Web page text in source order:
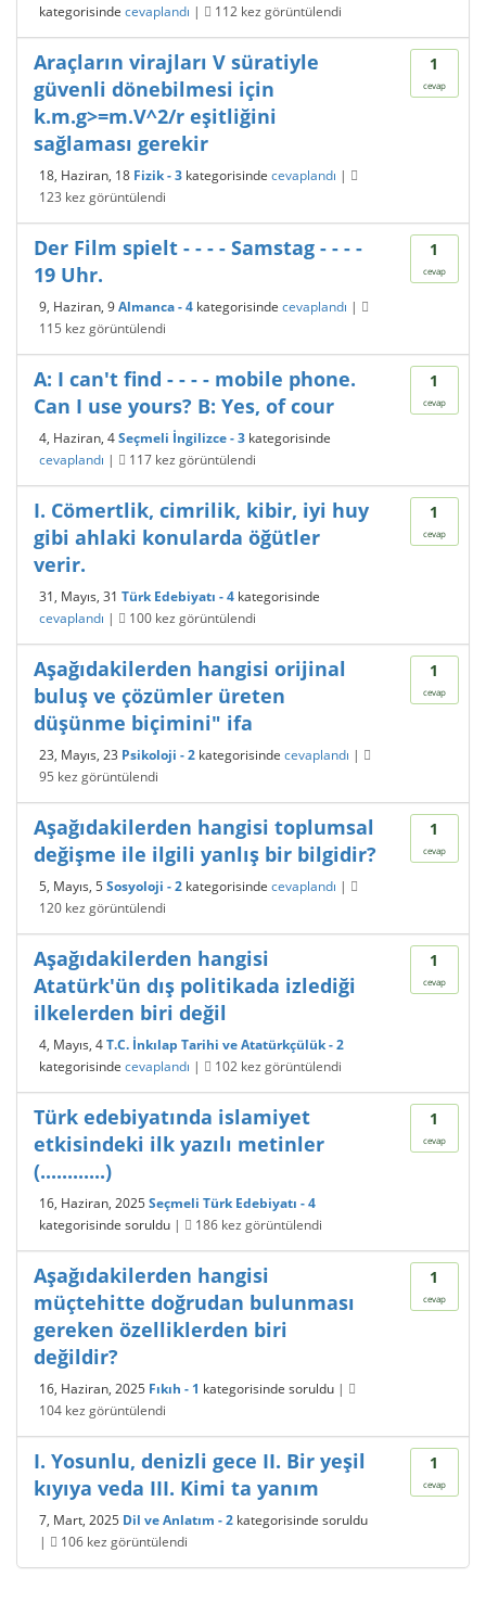
kategorisinde cevaplandı | 112 kez görüntülendi
1
cevap
Araçların virajları V süratiyle
güvenli dönebilmesi için
k.m.g>=m.V^2/r eşitliğini
sağlaması gerekir
18, Haziran, 18 Fizik - 3 kategorisinde cevaplandı |
123 kez görüntülendi
1
cevap
Der Film spielt - - - - Samstag - - - -
19 Uhr.
9, Haziran, 9Almanca - 4 kategorisinde cevaplandı |
115 kez görüntülendi
1
cevap
A: I can't find - - - - mobile phone.
Can I use yours? B: Yes, of cour
4, Haziran, 4Seçmeli İngilizce - 3 kategorisinde
cevaplandı | 117 kez görüntülendi
1
cevap
I. Cömertlik, cimrilik, kibir, iyi huy
gibi ahlaki konularda öğütler
verir.
31, Mayıs, 31 Türk Edebiyatı - 4 kategorisinde
cevaplandı | 100 kez görüntülendi
1
cevap
Aşağıdakilerden hangisi orijinal
buluş ve çözümler üreten
düşünme biçimini" ifa
23, Mayıs, 23 Psikoloji - 2 kategorisinde cevaplandı |
95 kez görüntülendi
1
cevap
Aşağıdakilerden hangisi toplumsal
değişme ile ilgili yanlış bir bilgidir?
5, Mayıs, 5Sosyoloji - 2 kategorisinde cevaplandı |
120 kez görüntülendi
1
cevap
Aşağıdakilerden hangisi
Atatürk'ün dış politikada izlediği
ilkelerden biri değil
4, Mayıs, 4T.C. İnkılap Tarihi ve Atatürkçülük - 2
kategorisinde cevaplandı | 102 kez görüntülendi
1
cevap
Türk edebiyatında islamiyet
etkisindeki ilk yazılı metinler
(............)
16, Haziran, 2025Seçmeli Türk Edebiyatı - 4
kategorisinde soruldu | 186 kez görüntülendi
1
cevap
Aşağıdakilerden hangisi
müçtehitte doğrudan bulunması
gereken özelliklerden biri
değildir?
16, Haziran, 2025 Fıkıh - 1 kategorisinde soruldu |
104 kez görüntülendi
1
cevap
I. Yosunlu, denizli gece II. Bir yeşil
kıyıya veda III. Kimi ta yanım
7, Mart, 2025 Dil ve Anlatım - 2 kategorisinde soruldu
|
106 kez görüntülendi